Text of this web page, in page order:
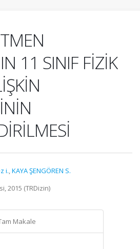
11 SINIF FİZİK
i.,KAYA ŞENGÖREN S.
2015 (TRDizin)
Makale